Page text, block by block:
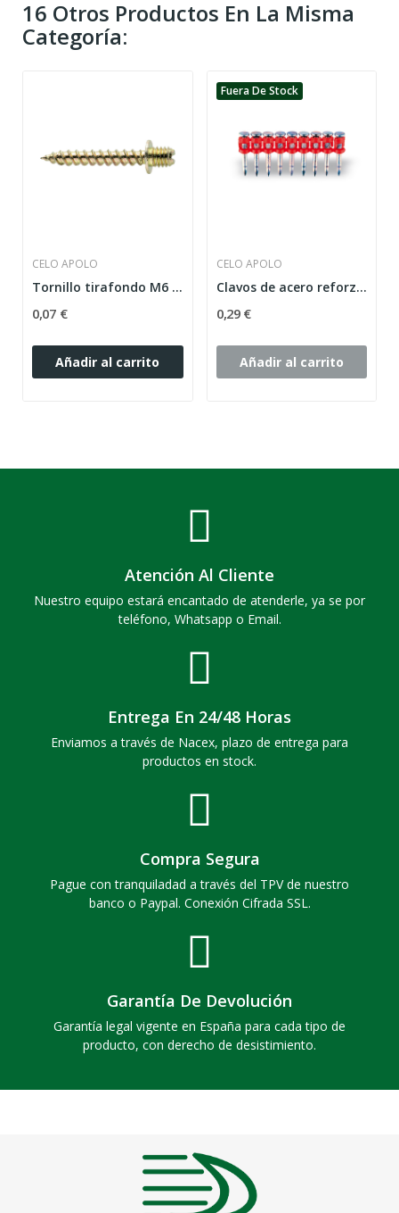
16 Otros Productos En La Misma
Categoría:
CELO APOLO
Tornillo tirafondo M6 TF M-6x30 TACO d.6...
0,07 €
Añadir al carrito
Fuera De Stock
CELO APOLO
Clavos de acero reforzados XHA AG APOLO 27/1000...
0,29 €
Añadir al carrito
Atención Al Cliente
Nuestro equipo estará encantado de atenderle, ya se por
teléfono, Whatsapp o Email.
Entrega En 24/48 Horas
Enviamos a través de Nacex, plazo de entrega para
productos en stock.
Compra Segura
Pague con tranquiladad a través del TPV de nuestro
banco o Paypal. Conexión Cifrada SSL.
Garantía De Devolución
Garantía legal vigente en España para cada tipo de
producto, con derecho de desistimiento.